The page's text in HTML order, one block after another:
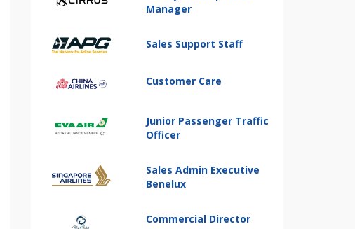
Manager
Sales Support Staff
Customer Care
Junior Passenger Traffic
Officer
Sales Admin Executive
Benelux
Commercial Director